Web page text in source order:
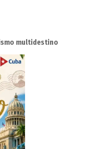
multidestino